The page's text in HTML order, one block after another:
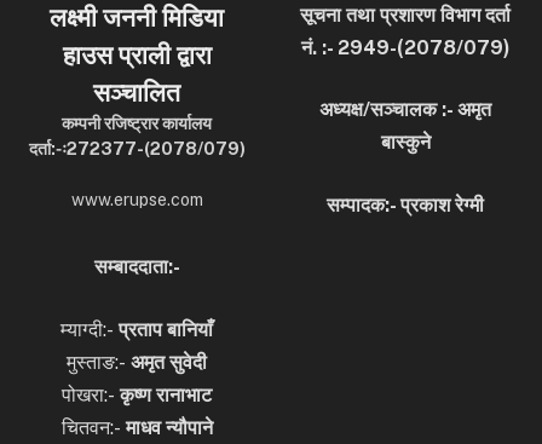
लक्ष्मी जननी मिडिया
हाउस प्राली द्वारा
सञ्चालित
कम्पनी रजिष्ट्रार कार्यालय
दर्ता:-ः272377-(2078/079)
www.erupse.com
सूचना तथा प्रशारण विभाग दर्ता
नं. :- 2949-(2078/079)
अध्यक्ष/सञ्चालक :- अमृत
बास्कुने
सम्पादक:- प्रकाश रेग्मी
सम्बाददाता:-
म्याग्दी:-प्रताप बानियाँ
मुस्ताङ:- अमृत सुवेदी
पोखरा:-कृष्ण रानाभाट
चितवन:-माधव न्यौपाने